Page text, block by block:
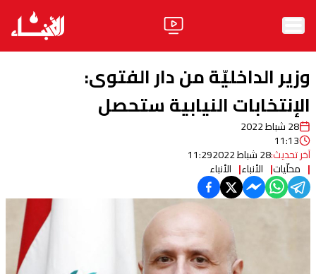
الأخبار
آراء
فيديو
مواقف
وزير الداخليّة من دار الفتوى:
الإنتخابات النيابية ستحصل
28 شباط 2022
11:13
آخر تحديث:28 شباط 2022 11:29
محلّيات الأنباء الأنباء